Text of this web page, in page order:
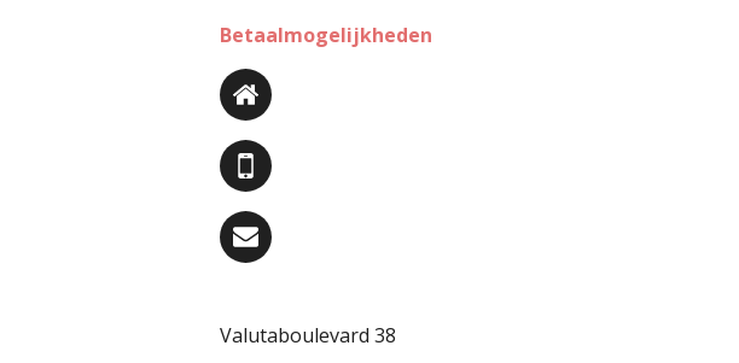
Betaalmogelijkheden
Valutaboulevard 38